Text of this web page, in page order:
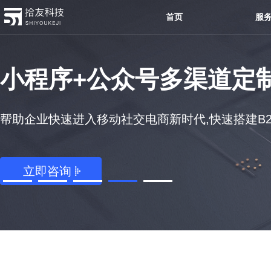
首页 服
小程序+公众号多渠道定
帮助企业快速进入移动社交电商新时代,快速搭建
立即咨询